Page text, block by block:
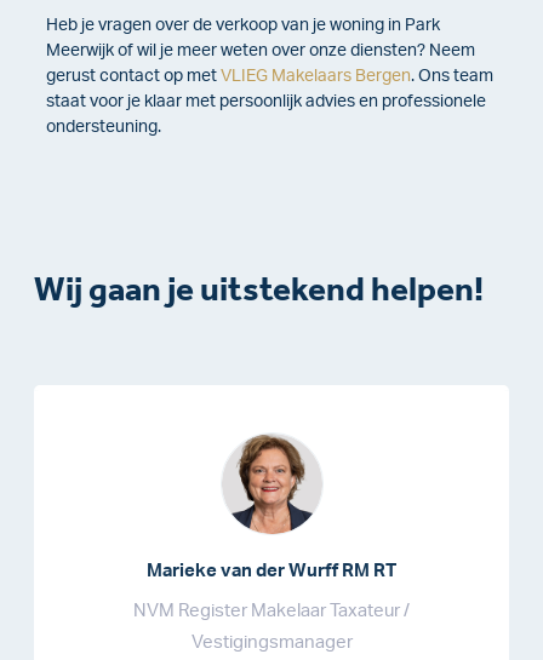
Heb je vragen over de verkoop van je woning in Park
Meerwijk of wil je meer weten over onze diensten? Neem
gerust contact op met VLIEG Makelaars Bergen. Ons team
staat voor je klaar met persoonlijk advies en professionele
ondersteuning.
Wij gaan je uitstekend helpen!
Marieke van der Wurff RM RT
NVM Register Makelaar Taxateur /
Vestigingsmanager